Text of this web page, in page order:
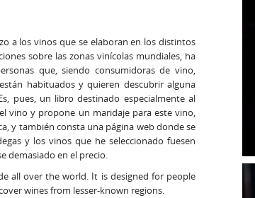
a los vinos que se elaboran en los distintos
sobre las zonas vinícolas mundiales, ha
que, siendo consumidoras de vino,
habituados y quieren descubrir alguna
pues, un libro destinado especialmente al
vino y propone un maridaje para este vino,
y también consta una página web donde se
y los vinos que he seleccionado fuesen
demasiado en el precio.
all over the world. It is designed for people
wines from lesser-known regions.